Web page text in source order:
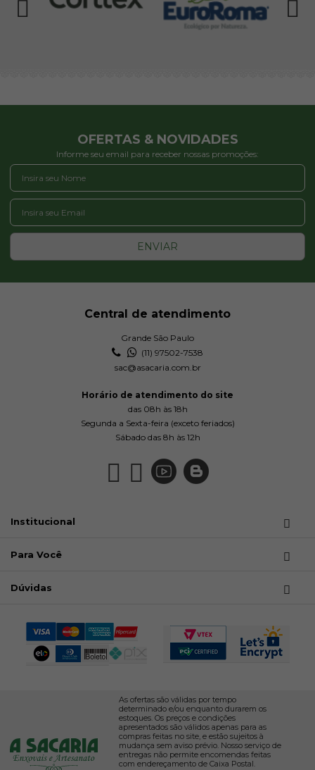
OFERTAS & NOVIDADES
Informe seu email para receber nossas promoções:
ENVIAR
Central de atendimento
Grande São Paulo
(11) 97502-7538
sac@asacaria.com.br
Horário de atendimento do site
das 08h às 18h
Segunda a Sexta-feira (exceto feriados)
Sábado das 8h às 12h
Institucional
Para Você
Dúvidas
As ofertas são válidas por tempo
determinado e/ou enquanto durarem os
estoques. Os preços e condições
apresentados são válidos apenas para as
compras feitas no site, e estão sujeitos à
mudança sem aviso prévio. Nosso serviço de
entregas não permite encomendas feitas
com endereçamento de Caixa Postal.